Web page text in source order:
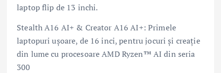
laptop flip de 13 inchi.
Stealth A16 AI+ & Creator A16 AI+: Primele
laptopuri ușoare, de 16 inci, pentru jocuri și creație
din lume cu procesoare AMD Ryzen™ AI din seria
300